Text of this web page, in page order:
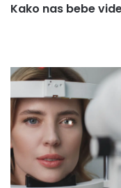
Kako nas bebe